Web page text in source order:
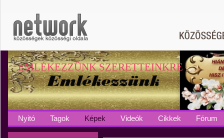
EMLÉKEZZÜNK SZERETTEINKRE
Nyitó Tagok Képek Videók Cikkek Fórum